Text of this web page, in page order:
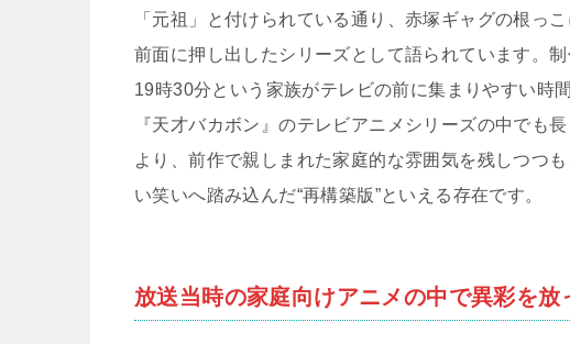
「元祖」と付けられている通り、赤塚ギャグの根っ
前面に押し出したシリーズとして語られています。
19時30分という家族がテレビの前に集まりやすい時
『天才バカボン』のテレビアニメシリーズの中でも
より、前作で親しまれた家庭的な雰囲気を残しつつ
い笑いへ踏み込んだ“再構築版”といえる存在です。
放送当時の家庭向けアニメの中で異彩を